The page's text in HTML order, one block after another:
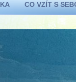
CO VZÍT S